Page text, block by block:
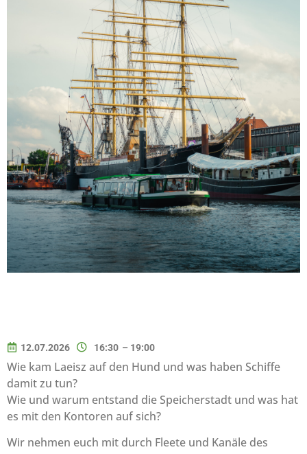
12.07.2026 16:30 – 19:00
Wie kam Laeisz auf den Hund und was haben Schiffe
damit zu tun?
Wie und warum entstand die Speicherstadt und was hat
es mit den Kontoren auf sich?
Wir nehmen euch mit durch Fleete und Kanäle des